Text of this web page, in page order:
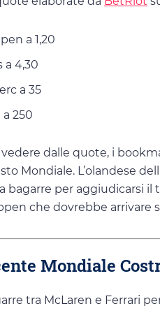
a 1,20
a 4,30
a 35
a 250
dalle quote, i
Mondiale. L’olandese
bagarre per aggiudicarsi
che dovrebbe arrivare
Mondiale
tra McLaren e Ferrari